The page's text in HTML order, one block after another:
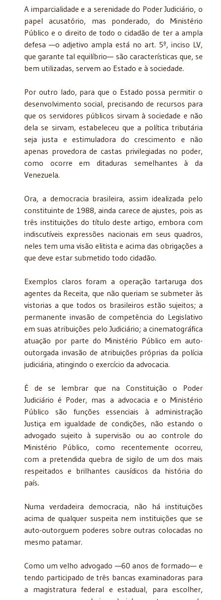
A imparcialidade e a serenidade do Poder Judiciário, o
papel acusatório, mas ponderado, do Ministério
Público e o direito de todo o cidadão de ter a ampla
defesa —o adjetivo ampla está no art. 5º, inciso LV,
que garante tal equilíbrio— são características que, se
bem utilizadas, servem ao Estado e à sociedade.
Por outro lado, para que o Estado possa permitir o
desenvolvimento social, precisando de recursos para
que os servidores públicos sirvam à sociedade e não
dela se sirvam, estabeleceu que a política tributária
seja justa e estimuladora do crescimento e não
apenas provedora de castas privilegiadas no poder,
como ocorre em ditaduras semelhantes à da
Venezuela.
Ora, a democracia brasileira, assim idealizada pelo
constituinte de 1988, ainda carece de ajustes, pois as
três instituições do título deste artigo, embora com
indiscutíveis expressões nacionais em seus quadros,
neles tem uma visão elitista e acima das obrigações a
que deve estar submetido todo cidadão.
Exemplos claros foram a operação tartaruga dos
agentes da Receita, que não queriam se submeter às
vistorias a que todos os brasileiros estão sujeitos; a
permanente invasão de competência do Legislativo
em suas atribuições pelo Judiciário; a cinematográfica
atuação por parte do Ministério Público em auto-
outorgada invasão de atribuições próprias da polícia
judiciária, atingindo o exercício da advocacia.
É de se lembrar que na Constituição o Poder
Judiciário é Poder, mas a advocacia e o Ministério
Público são funções essenciais à administração
Justiça em igualdade de condições, não estando o
advogado sujeito à supervisão ou ao controle do
Ministério Público, como recentemente ocorreu,
com a pretendida quebra de sigilo de um dos mais
respeitados e brilhantes causídicos da história do
país.
Numa verdadeira democracia, não há instituições
acima de qualquer suspeita nem instituições que se
auto-outorguem poderes sobre outras colocadas no
mesmo patamar.
Como um velho advogado —60 anos de formado— e
tendo participado de três bancas examinadoras para
a magistratura federal e estadual, para escolher,